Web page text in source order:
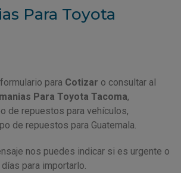
Para Toyota
para Cotizar o consultar al
Para Toyota Tacoma,
de repuestos para vehículos,
de repuestos para Guatemala.
nos puedes indicar si es urgente o
para importarlo.